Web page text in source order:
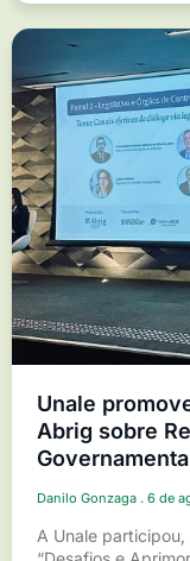
Unale
Abrig sobre
Danilo Gonzaga 6 de
A Unale